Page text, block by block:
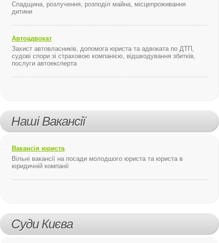
Спадщина, розлучення, розподіл майна, місцепроживання
дитини
Автоадвокат
Захист автовласників, допомога юриста та адвоката по ДТП,
судові спори зі страховою компанією, відшкодування збитків,
послуги автоексперта
Наші Вакансії
Вакансія юриста
Вільні вакансії на посади молодшого юриста та юриста в
юридичній компанії
Суди Києва